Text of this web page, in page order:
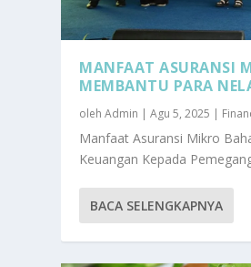
MANFAAT ASURANSI
MEMBANTU PARA
olehAdmin |Agu 5, 2025 |
Manfaat Asuransi Mikro
Keuangan Kepada
BACA SELENGKAPNYA